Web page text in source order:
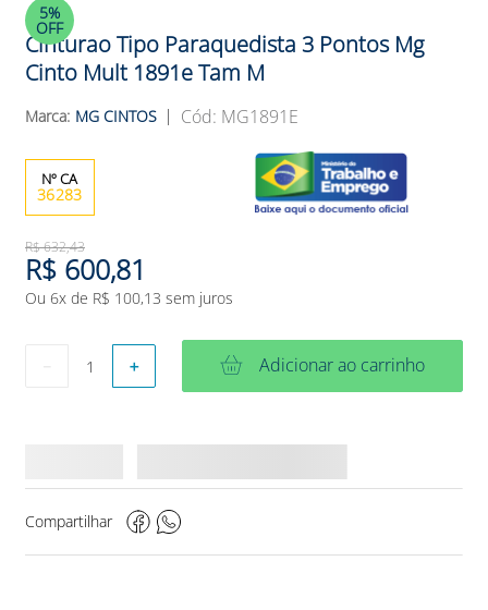
5%
OFF
Cinturao Tipo Paraquedista 3 Pontos Mg
Cinto Mult 1891e Tam M
MG CINTOS : MG1891E
36283
R$632,43
R$ 600,81
Ou 6x de R$ 100,13 sem juros
＋ Adicionar ao carrinho
Compartilhar